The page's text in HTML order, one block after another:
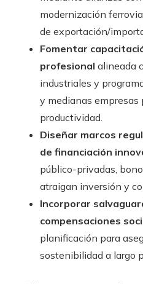
modernización
de exportación/
Fomentar
profesional alineada
industriales y
y medianas empresas
productividad.
Diseñar marcos
de financiación
público-privadas,
atraigan inversión y
Incorporar
compensaciones
planificación para
sostenibilidad a largo